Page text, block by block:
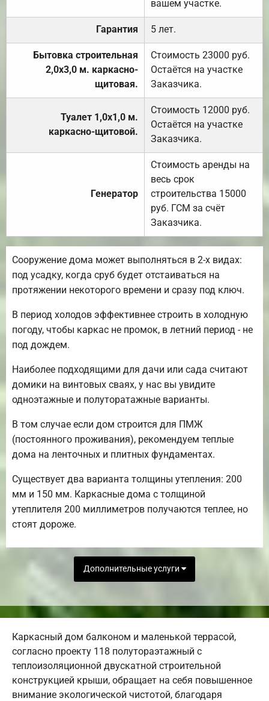
вашем участке.
Гарантия 5 лет.
Бытовка строительная
2,0х3,0 м. каркасно-
щитовая.
Стоимость 23000 руб.
Остаётся на участке
Заказчика.
Туалет 1,0х1,0 м.
каркасно-щитовой.
Стоимость 12000 руб.
Остаётся на участке
Заказчика.
Генератор
Стоимость аренды на
весь срок
строительства 15000
руб. ГСМ за счёт
Заказчика.
Сооружение дома может выполняться в 2-х видах:
под усадку, когда сруб будет отстаиваться на
протяжении некоторого времени и сразу под ключ.
В период холодов эффективнее строить в холодную
погоду, чтобы каркас не промок, в летний период - не
под дождем.
Наиболее подходящими для дачи или сада считают
домики на винтовых сваях, у нас вы увидите
одноэтажные и полуторатажные варианты.
В том случае если дом строится для ПМЖ
(постоянного проживания), рекомендуем теплые
дома на ленточных и плитных фундаментах.
Существует два варианта толщины утепления: 200
мм и 150 мм. Каркасные дома с толщиной
утеплителя 200 миллиметров получаются теплее, но
стоят дороже.
Дополнительные услуги
Каркасный дом балконом и маленькой террасой,
согласно проекту 118 полутораэтажный с
теплоизоляционной двускатной строительной
конструкцией крыши, обращает на себя повышенное
внимание экологической чистотой, благодаря